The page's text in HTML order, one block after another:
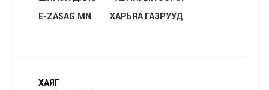
E-ZASAG.MN
ХАРЬЯА ГАЗРУУД
ХАЯГ